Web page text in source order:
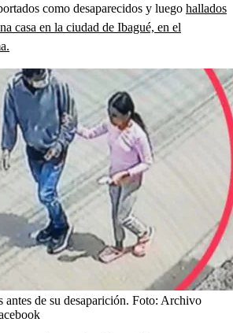
como desaparecidos y luego hallados
casa en la ciudad de Ibagué, en el
de su desaparición. Foto: Archivo